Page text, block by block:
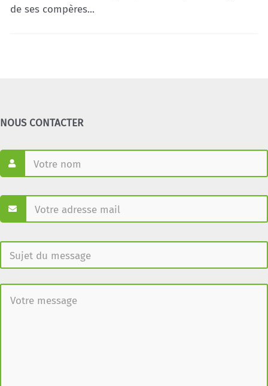
de ses compères...
NOUS CONTACTER